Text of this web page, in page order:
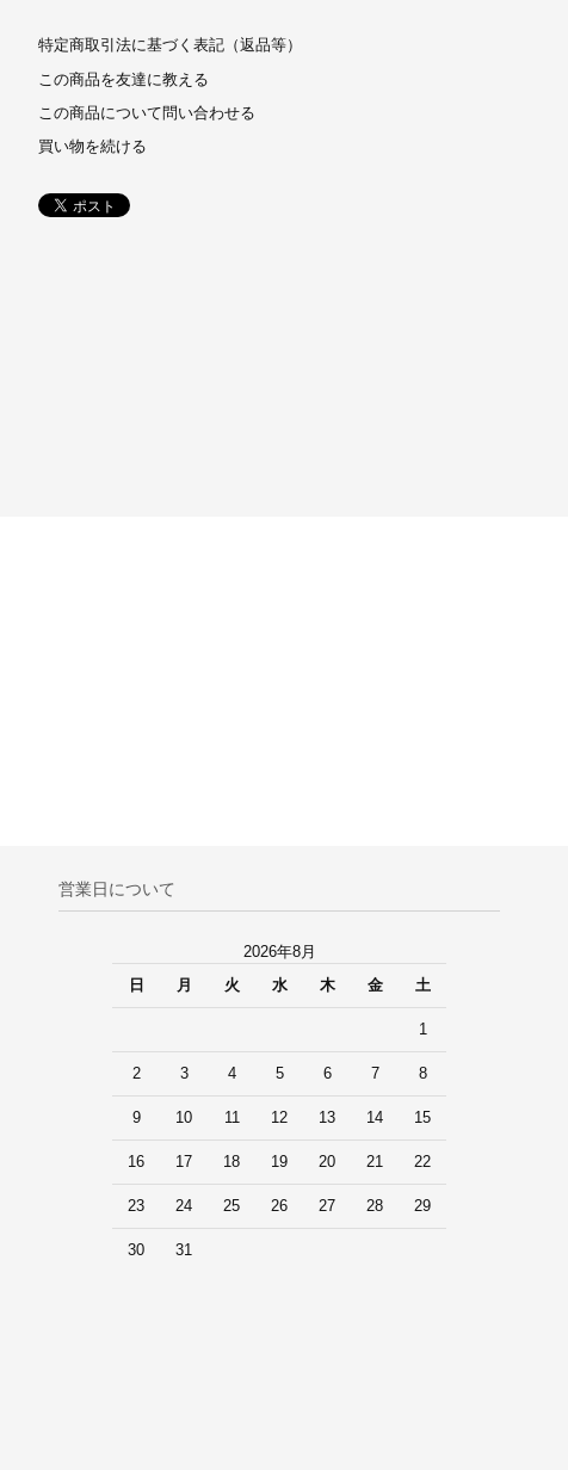
特定商取引法に基づく表記（返品等）
この商品を友達に教える
この商品について問い合わせる
買い物を続ける
営業日について
2026年8月
日
月 火 水 木 金 土
1
2 3 4 5 6 7 8
9 10 11 12 13 14 15
16 17 18 19 20 21 22
23 24 25 26 27 28 29
30 31